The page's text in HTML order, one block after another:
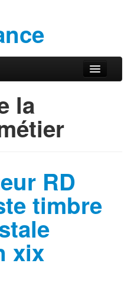
la
RD
timbre
xix